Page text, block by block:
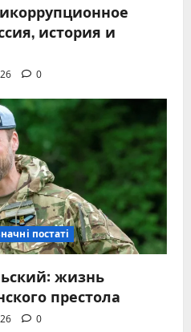
история и
0
постаті
жизнь
престола
0